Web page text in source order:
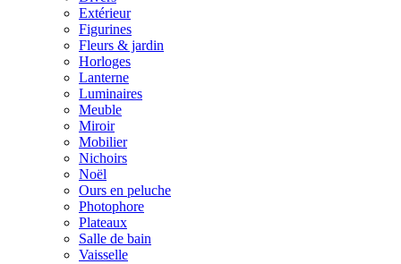
Extérieur
Figurines
Fleurs & jardin
Horloges
Lanterne
Luminaires
Meuble
Miroir
Mobilier
Nichoirs
Noël
Ours en peluche
Photophore
Plateaux
Salle de bain
Vaisselle